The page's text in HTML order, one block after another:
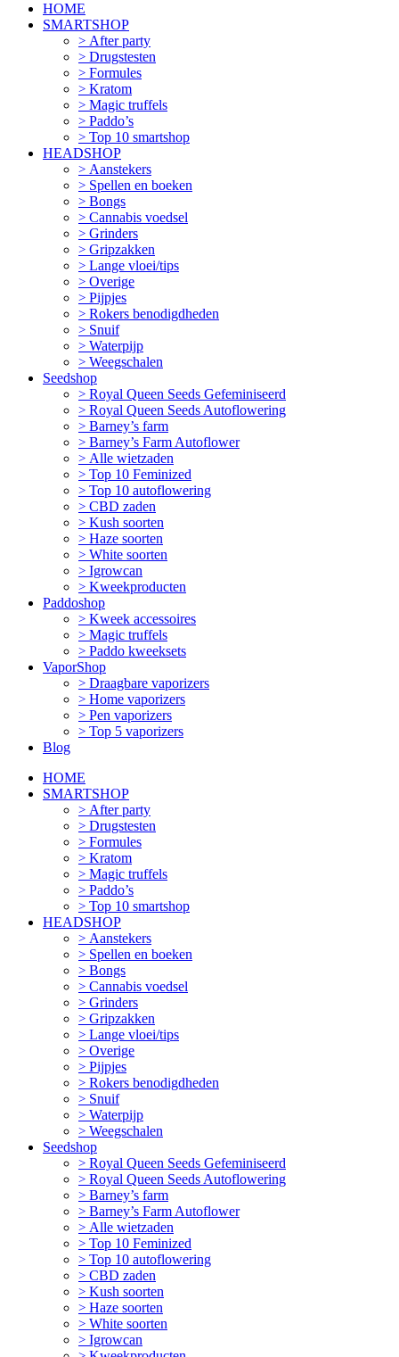
HOME
SMARTSHOP
After party
Drugstesten
Formules
Kratom
Magic truffels
Paddo’s
Top 10 smartshop
HEADSHOP
Aanstekers
Spellen en boeken
Bongs
Cannabis voedsel
Grinders
Gripzakken
Lange vloei/tips
Overige
Pijpjes
Rokers benodigdheden
Snuif
Waterpijp
Weegschalen
Seedshop
Royal Queen Seeds Gefeminiseerd
Royal Queen Seeds Autoflowering
Barney’s farm
Barney’s Farm Autoflower
Alle wietzaden
Top 10 Feminized
Top 10 autoflowering
CBD zaden
Kush soorten
Haze soorten
White soorten
Igrowcan
Kweekproducten
Paddoshop
Kweek accessoires
Magic truffels
Paddo kweeksets
VaporShop
Draagbare vaporizers
Home vaporizers
Pen vaporizers
Top 5 vaporizers
Blog
HOME
SMARTSHOP
After party
Drugstesten
Formules
Kratom
Magic truffels
Paddo’s
Top 10 smartshop
HEADSHOP
Aanstekers
Spellen en boeken
Bongs
Cannabis voedsel
Grinders
Gripzakken
Lange vloei/tips
Overige
Pijpjes
Rokers benodigdheden
Snuif
Waterpijp
Weegschalen
Seedshop
Royal Queen Seeds Gefeminiseerd
Royal Queen Seeds Autoflowering
Barney’s farm
Barney’s Farm Autoflower
Alle wietzaden
Top 10 Feminized
Top 10 autoflowering
CBD zaden
Kush soorten
Haze soorten
White soorten
Igrowcan